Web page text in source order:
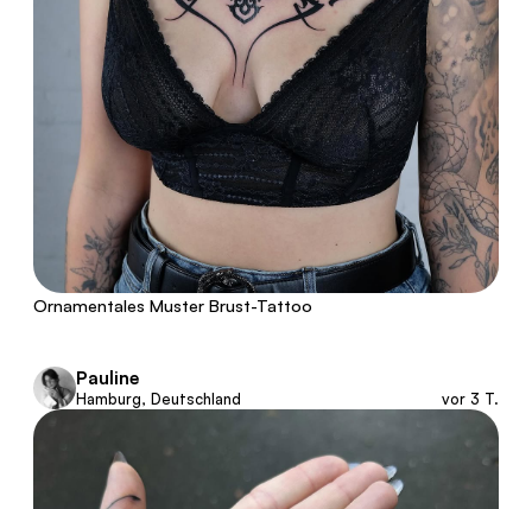
Ornamentales Muster Brust-Tattoo
Pauline
Hamburg, Deutschland vor 3 T.